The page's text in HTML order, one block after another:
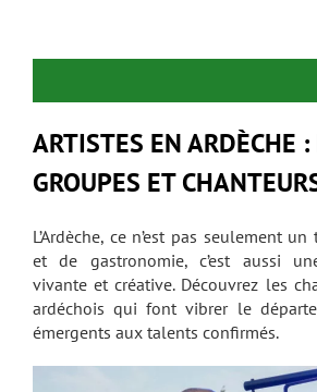
ARTISTES EN ARDÈCHE
GROUPES ET
L’Ardèche, ce n’est pas seulement
et de gastronomie, c’est aussi
vivante et créative. Découvrez les
ardéchois qui font vibrer le
émergents aux talents confirmés.